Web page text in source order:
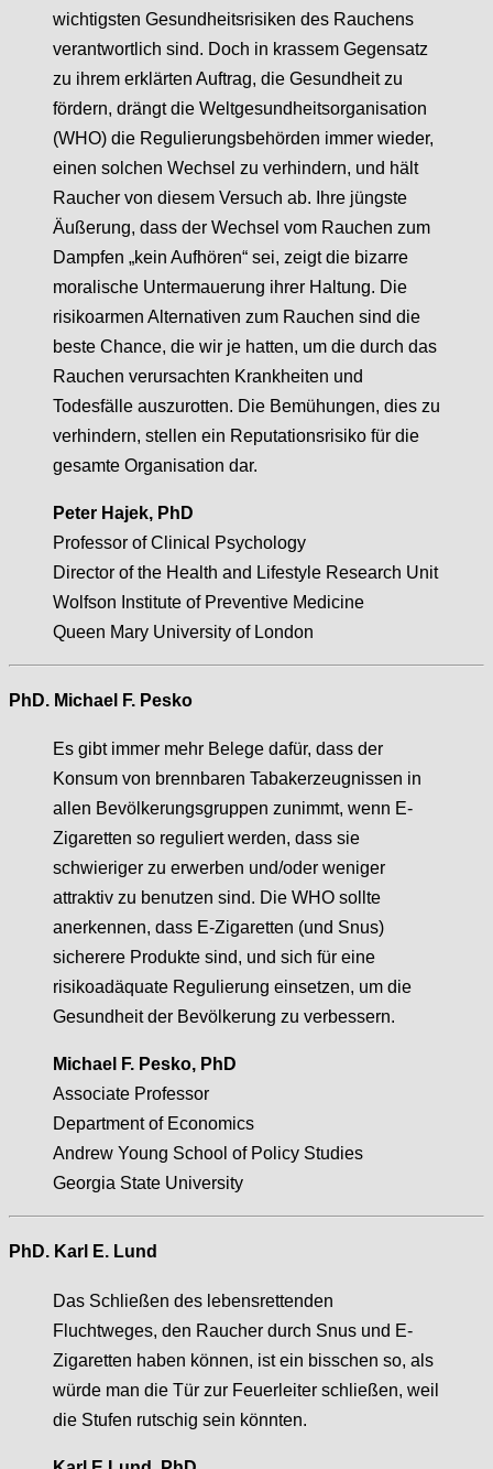
wichtigsten Gesundheitsrisiken des Rauchens
verantwortlich sind. Doch in krassem Gegensatz
zu ihrem erklärten Auftrag, die Gesundheit zu
fördern, drängt die Weltgesundheitsorganisation
(WHO) die Regulierungsbehörden immer wieder,
einen solchen Wechsel zu verhindern, und hält
Raucher von diesem Versuch ab. Ihre jüngste
Äußerung, dass der Wechsel vom Rauchen zum
Dampfen „kein Aufhören“ sei, zeigt die bizarre
moralische Untermauerung ihrer Haltung. Die
risikoarmen Alternativen zum Rauchen sind die
beste Chance, die wir je hatten, um die durch das
Rauchen verursachten Krankheiten und
Todesfälle auszurotten. Die Bemühungen, dies zu
verhindern, stellen ein Reputationsrisiko für die
gesamte Organisation dar.
Peter Hajek, PhD
Professor of Clinical Psychology
Director of the Health and Lifestyle Research Unit
Wolfson Institute of Preventive Medicine
Queen Mary University of London
PhD. Michael F. Pesko
Es gibt immer mehr Belege dafür, dass der
Konsum von brennbaren Tabakerzeugnissen in
allen Bevölkerungsgruppen zunimmt, wenn E-
Zigaretten so reguliert werden, dass sie
schwieriger zu erwerben und/oder weniger
attraktiv zu benutzen sind. Die WHO sollte
anerkennen, dass E-Zigaretten (und Snus)
sicherere Produkte sind, und sich für eine
risikoadäquate Regulierung einsetzen, um die
Gesundheit der Bevölkerung zu verbessern.
Michael F. Pesko, PhD
Associate Professor
Department of Economics
Andrew Young School of Policy Studies
Georgia State University
PhD. Karl E. Lund
Das Schließen des lebensrettenden
Fluchtweges, den Raucher durch Snus und E-
Zigaretten haben können, ist ein bisschen so, als
würde man die Tür zur Feuerleiter schließen, weil
die Stufen rutschig sein könnten.